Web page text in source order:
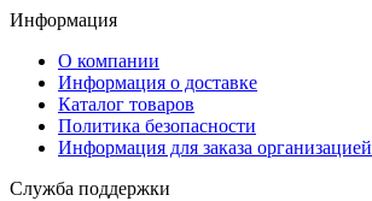
Информация
О компании
Информация о доставке
Каталог товаров
Политика безопасности
Информация для заказа организацией
Служба поддержки